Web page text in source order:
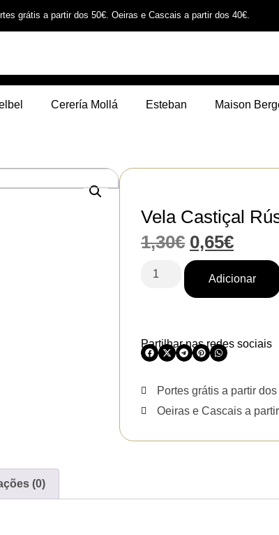
grátis a partir dos 50€. Oeiras e Cascais a partir dos 40€.
Cerería Mollá Esteban Maison
Vela Castiçal
1,30€ 0,65€
Adicionar
Partilhar nas redes sociais
Portes grátis a partir dos
Oeiras e Cascais a
(0)